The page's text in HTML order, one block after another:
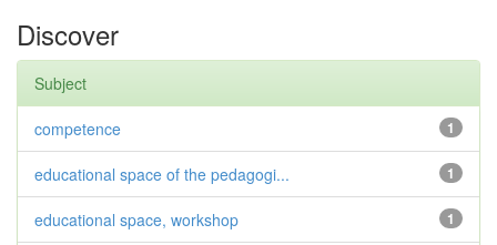
Discover
Subject
1
competence
1
educational space of the pedagogi...
1
educational space, workshop